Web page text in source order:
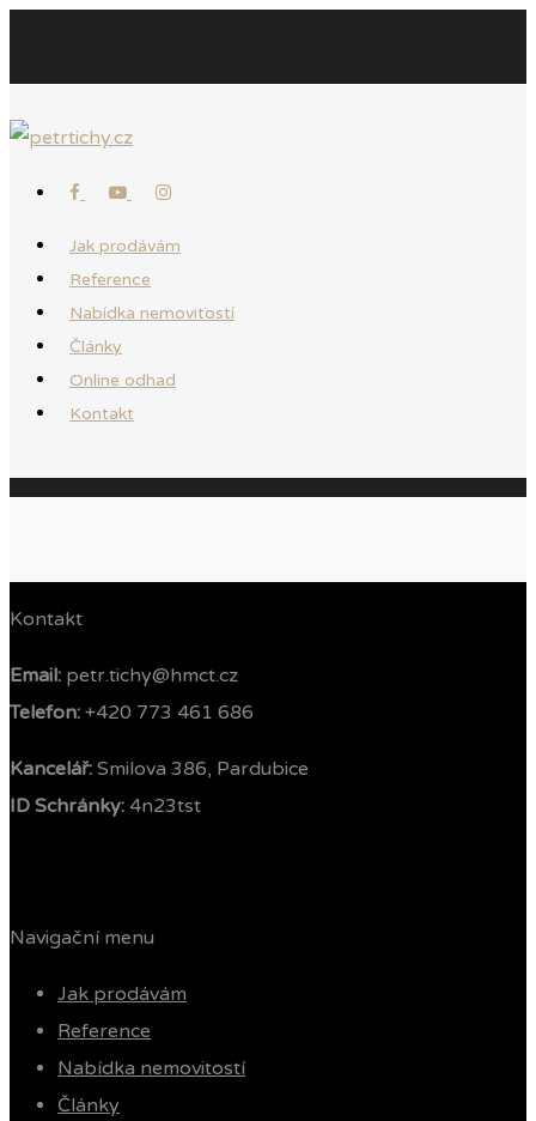
Jak prodávám
Reference
Nabídka nemovitostí
Články
Online odhad
Kontakt
Kontakt
Email: petr.tichy@hmct.cz
Telefon: ‭ +420 773 461 686‬
Kancelář: Smilova 386, Pardubice
ID Schránky: 4n23tst
Navigační menu
Jak prodávám
Reference
Nabídka nemovitostí
Články